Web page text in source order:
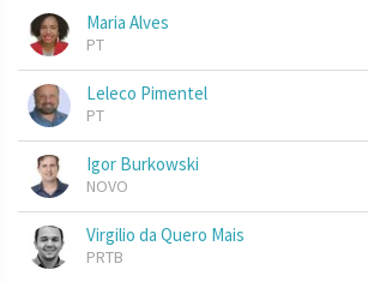
Maria Alves
PT
Leleco Pimentel
PT
Igor Burkowski
NOVO
Virgilio da Quero Mais
PRTB